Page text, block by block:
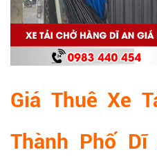
Giá Thuê Xe
Thành Phố Dĩ